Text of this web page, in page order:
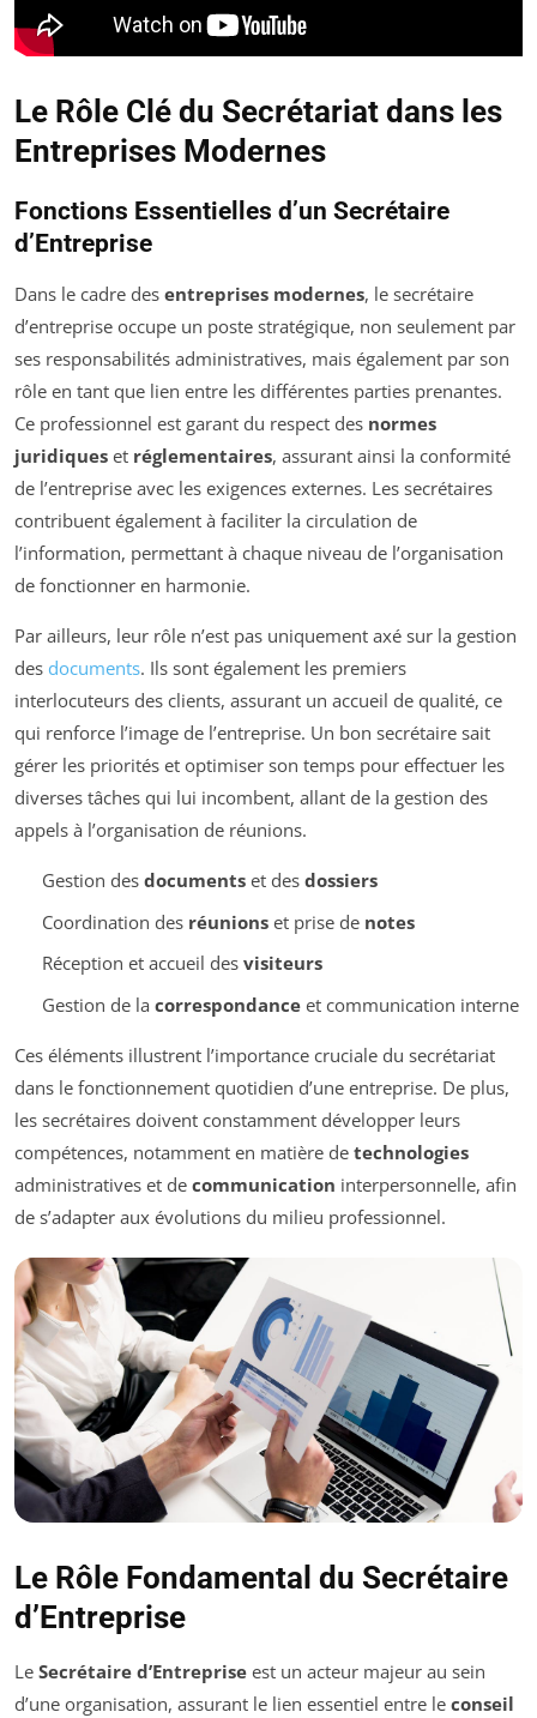
Le Rôle Clé du Secrétariat dans les
Entreprises Modernes
Fonctions Essentielles d’un Secrétaire
d’Entreprise
Dans le cadre des entreprises modernes, le secrétaire
d’entreprise occupe un poste stratégique, non seulement par
ses responsabilités administratives, mais également par son
rôle en tant que lien entre les différentes parties prenantes.
Ce professionnel est garant du respect des normes
juridiques et réglementaires, assurant ainsi la conformité
de l’entreprise avec les exigences externes. Les secrétaires
contribuent également à faciliter la circulation de
l’information, permettant à chaque niveau de l’organisation
de fonctionner en harmonie.
Par ailleurs, leur rôle n’est pas uniquement axé sur la gestion
des documents. Ils sont également les premiers
interlocuteurs des clients, assurant un accueil de qualité, ce
qui renforce l’image de l’entreprise. Un bon secrétaire sait
gérer les priorités et optimiser son temps pour effectuer les
diverses tâches qui lui incombent, allant de la gestion des
appels à l’organisation de réunions.
Gestion des documentset des dossiers
Coordination des réunionset prise de notes
Réception et accueil des visiteurs
Gestion de la correspondanceet communication interne
Ces éléments illustrent l’importance cruciale du secrétariat
dans le fonctionnement quotidien d’une entreprise. De plus,
les secrétaires doivent constamment développer leurs
compétences, notamment en matière de technologies
administratives et de communication interpersonnelle, afin
de s’adapter aux évolutions du milieu professionnel.
Le Rôle Fondamental du Secrétaire
d’Entreprise
Le Secrétaire d’Entreprise est un acteur majeur au sein
d’une organisation, assurant le lien essentiel entre le conseil